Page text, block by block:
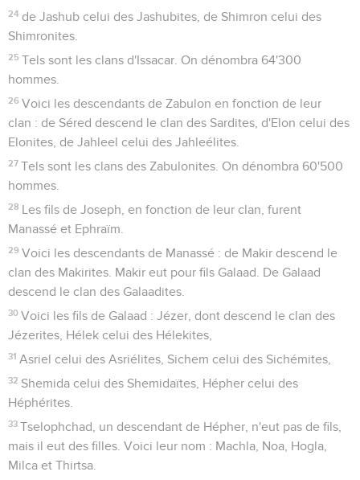
24 de Jashub celui des Jashubites, de Shimron celui des
Shimronites.
25 Tels sont les clans d'Issacar. On dénombra 64'300
hommes.
26 Voici les descendants de Zabulon en fonction de leur
clan : de Séred descend le clan des Sardites, d'Elon celui des
Elonites, de Jahleel celui des Jahleélites.
27 Tels sont les clans des Zabulonites. On dénombra 60'500
hommes.
28 Les fils de Joseph, en fonction de leur clan, furent
Manassé et Ephraïm.
29 Voici les descendants de Manassé : de Makir descend le
clan des Makirites. Makir eut pour fils Galaad. De Galaad
descend le clan des Galaadites.
30 Voici les fils de Galaad : Jézer, dont descend le clan des
Jézerites, Hélek celui des Hélekites,
31 Asriel celui des Asriélites, Sichem celui des Sichémites,
32 Shemida celui des Shemidaïtes, Hépher celui des
Héphérites.
33 Tselophchad, un descendant de Hépher, n'eut pas de fils,
mais il eut des filles. Voici leur nom : Machla, Noa, Hogla,
Milca et Thirtsa.